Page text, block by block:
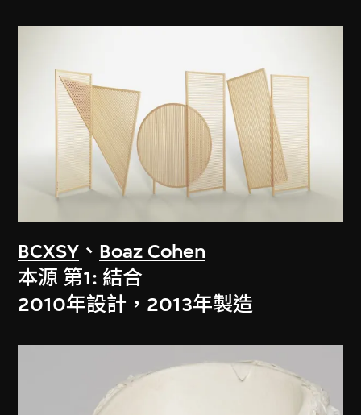
BCXSY 、 Boaz Cohen
本源 第1: 結合
2010年設計，2013年製造